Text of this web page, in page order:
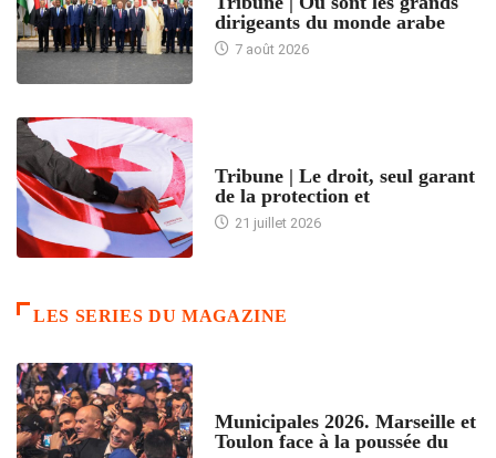
dirigeants du monde arabe
7 août 2026
Tribune | Le droit, seul garant
de la protection et
21 juillet 2026
LES SERIES DU MAGAZINE
Municipales 2026. Marseille et
Toulon face à la poussée du